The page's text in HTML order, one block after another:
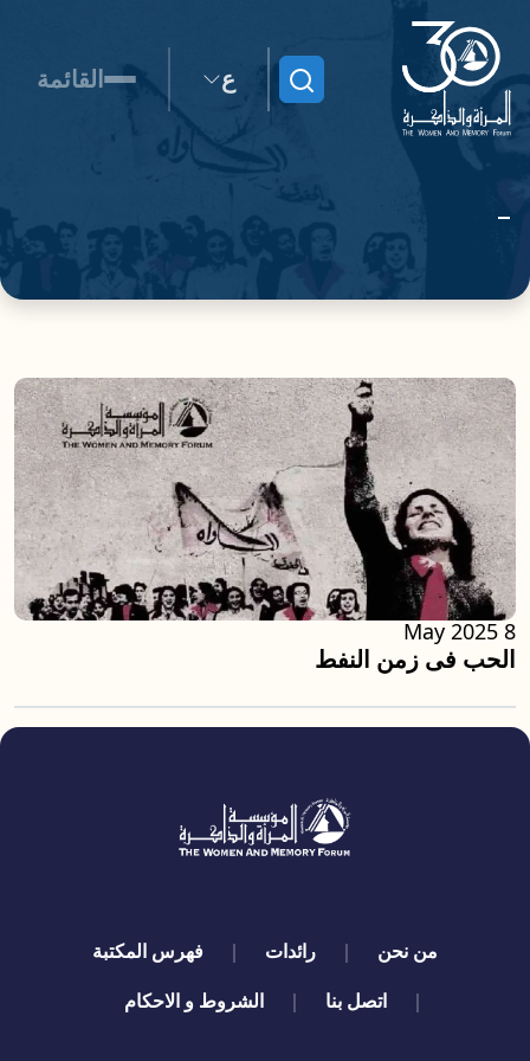
ابحث ع القائمة
الحب فى زمن النفط
8 May 2025
quick links
من نحن رائدات
فهرس المكتبة
اتصل بنا
الشروط و الاحكام